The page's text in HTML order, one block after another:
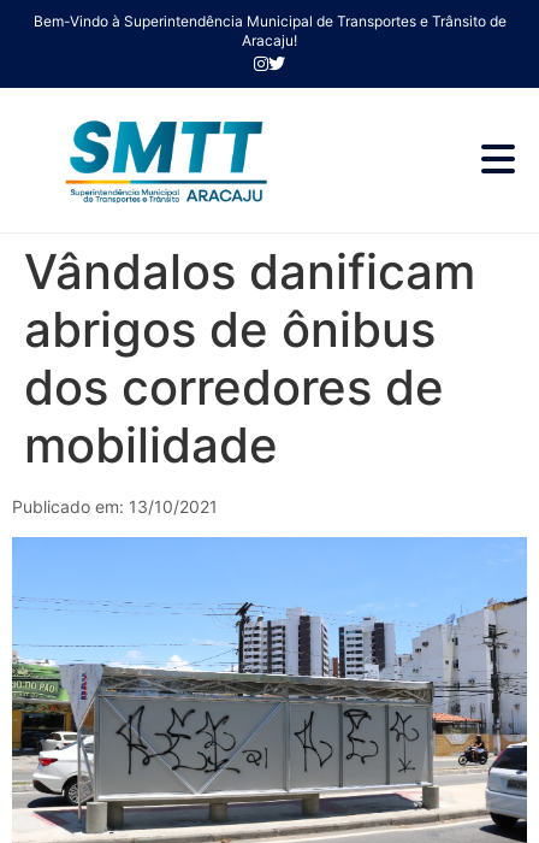
Bem-Vindo à Superintendência Municipal de Transportes e Trânsito de
Aracaju!
Vândalos danificam
abrigos de ônibus
dos corredores de
mobilidade
Publicado em: 13/10/2021